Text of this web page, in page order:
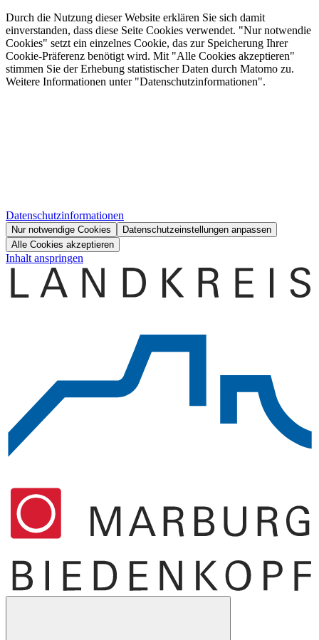
Durch die Nutzung dieser Website erklären Sie sich damit
einverstanden, dass diese Seite Cookies verwendet. "Nur notwendie
Cookies" setzt ein einzelnes Cookie, das zur Speicherung Ihrer
Cookie-Präferenz benötigt wird. Mit "Alle Cookies akzeptieren"
stimmen Sie der Erhebung statistischer Daten durch Matomo zu.
Weitere Informationen unter "Datenschutzinformationen".
Datenschutzinformationen
Nur notwendige Cookies
Datenschutzeinstellungen anpassen
Alle Cookies akzeptieren
Inhalt anspringen